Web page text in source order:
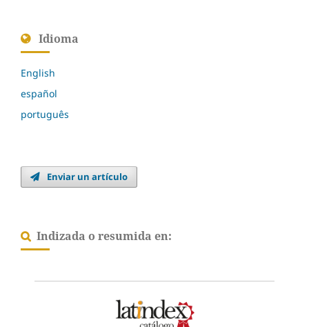
Idioma
English
español
português
Enviar un artículo
Indizada o resumida en: